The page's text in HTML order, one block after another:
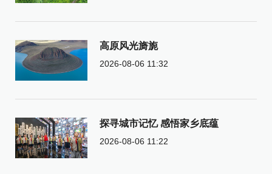
高原风光旖旎
2026-08-06 11:32
探寻城市记忆 感悟家乡底蕴
2026-08-06 11:22